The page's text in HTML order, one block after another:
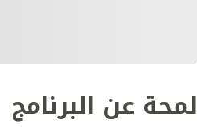
لمحة عن البرنامج